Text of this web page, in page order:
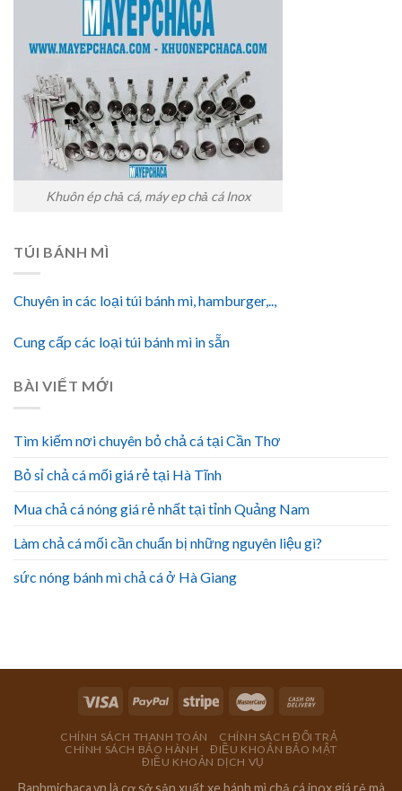
Khuôn ép chả cá, máy ep chả cá Inox
TÚI BÁNH MÌ
Chuyên in các loại túi bánh mì, hamburger,..,
Cung cấp các loại túi bánh mì in sẵn
BÀI VIẾT MỚI
Tìm kiếm nơi chuyên bỏ chả cá tại Cần Thơ
Bỏ sỉ chả cá mối giá rẻ tại Hà Tĩnh
Mua chả cá nóng giá rẻ nhất tại tỉnh Quảng Nam
Làm chả cá mối cần chuẩn bị những nguyên liệu gì?
sức nóng bánh mì chả cá ở Hà Giang
CHÍNH SÁCH THANH TOÁN
CHÍNH SÁCH ĐỔI TRẢ
CHÍNH SÁCH BẢO HÀNH
ĐIỀU KHOẢN BẢO MẬT
ĐIỀU KHOẢN DỊCH VỤ